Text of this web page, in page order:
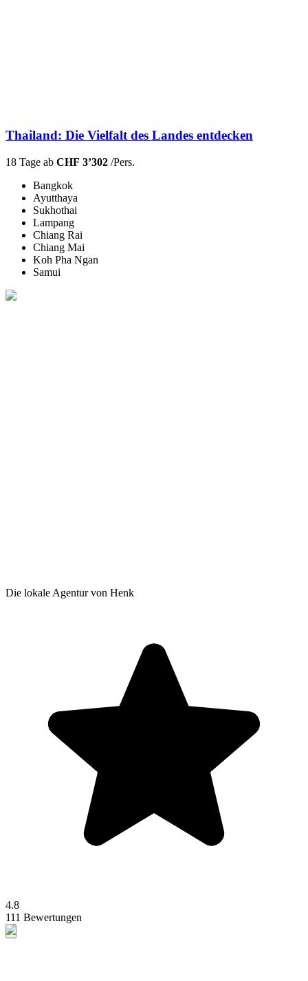
Thailand: Die Vielfalt des Landes entdecken
18 Tage ab CHF 3’302 /Pers.
Bangkok
Ayutthaya
Sukhothai
Lampang
Chiang Rai
Chiang Mai
Koh Pha Ngan
Samui
Die lokale Agentur von Henk
4.8
111 Bewertungen